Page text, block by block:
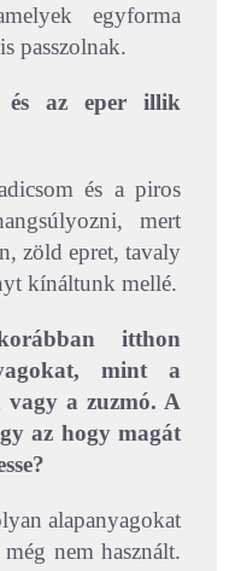
egyforma
passzolnak.
és az eper illik
és a piros
mert
zöld epret, tavaly
kínáltunk mellé.
itthon
mint a
vagy a zuzmó. A
az hogy magát
alapanyagokat
nem használt.